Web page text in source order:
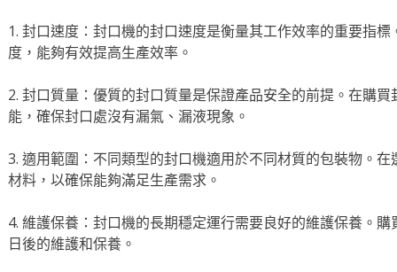
1. 封口速度：封口機的封口速度是衡量其工作效率的重要指
度，能夠有效提高生產效率。
2. 封口質量：優質的封口質量是保證產品安全的前提。在購
能，確保封口處沒有漏氣、漏液現象。
3. 適用範圍：不同類型的封口機適用於不同材質的包裝物。
材料，以確保能夠滿足生產需求。
4. 維護保養：封口機的長期穩定運行需要良好的維護保養。
日後的維護和保養。